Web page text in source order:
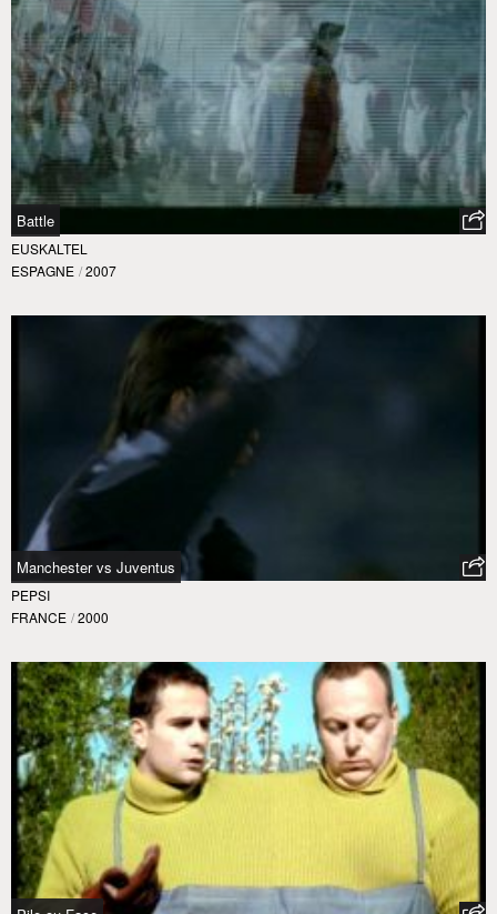
Battle
EUSKALTEL
ESPAGNE / 2007
Manchester vs Juventus
PEPSI
FRANCE / 2000